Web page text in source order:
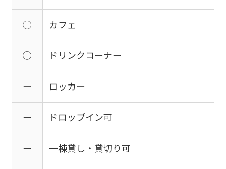
◯ カフェ
◯ ドリンクコーナー
ー ロッカー
ー ドロップイン可
ー 一棟貸し・貸切り可